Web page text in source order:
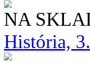
NA
História,